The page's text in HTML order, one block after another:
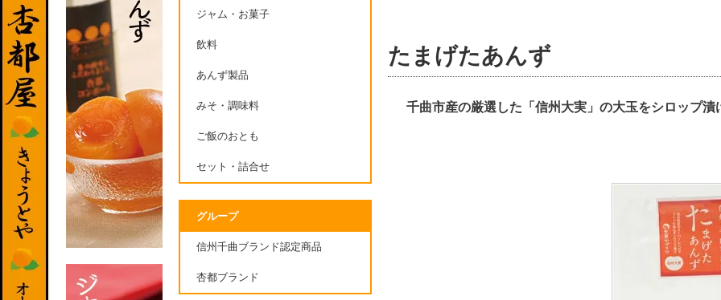
たまげたあんず
千曲市産の厳選した「信州大実」の大玉をシロップ漬
ジャム・お菓子
飲料
あんず製品
みそ・調味料
ご飯のおとも
セット・詰合せ
グループ
信州千曲ブランド認定商品
杏都ブランド